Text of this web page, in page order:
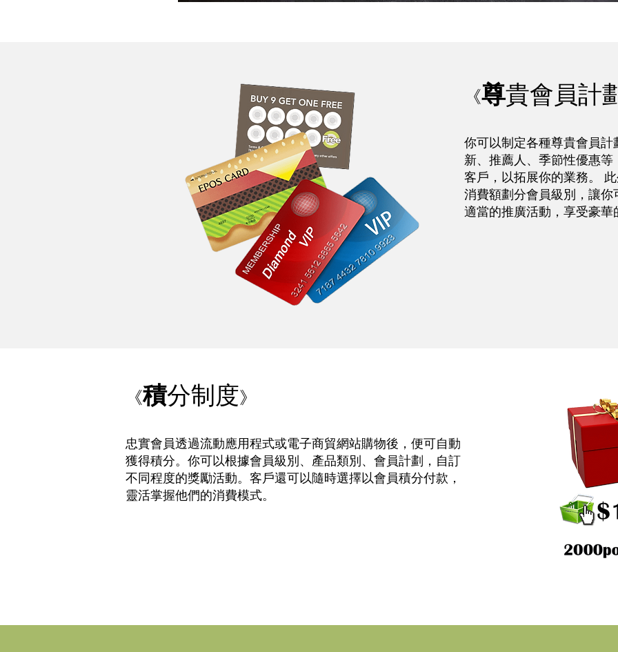
《尊貴會員計
你可以制定各種尊貴會員
新、推薦人、季節性優惠
客戶，以拓展你的業務。
消費額劃分會員級別，讓
適當的推廣活動，享受豪華
《積分制度》
忠實會員透過流動應用程式或電子商貿網站購物後，便可自動
獲得積分。你可以根據會員級別、產品類別、會員計劃，自訂
不同程度的獎勵活動。客戶還可以隨時選擇以會員積分付款，
靈活掌握他們的消費模式。